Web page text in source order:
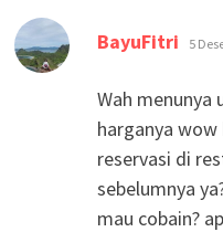
BayuFitri 5
Wah menunya
harganya
reservasi di
sebelumnya
mau cobain?